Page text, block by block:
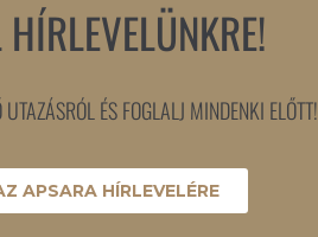
ÉS FOGLALJ MINDENKI ELŐTT!
APSARA HÍRLEVELÉRE